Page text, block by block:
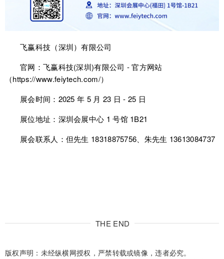
飞赢科技（深圳）有限公司
官网：飞赢科技(深圳)有限公司 - 官方网站
（https://www.feiytech.com/）
展会时间：2025 年 5 月 23 日 - 25 日
展位地址：深圳会展中心 1 号馆 1B21
展会联系人：但先生 18318875756、 朱先生 13613084737
THE END
版权声明：未经纵横网授权，严禁转载或镜像，违者必究。